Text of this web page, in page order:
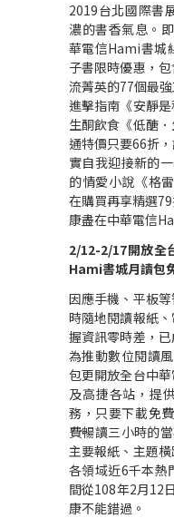
2019台北國際書
濃的書香氣息。
華電信Hami書城
子書限時優惠，
流菁英的77個最
進擊指南《安靜
生酮飲食《低醣
通特價只要66折
實自我迎接新的
的情愛小說《格
在購買再享精選79
康盡在中華電信
2/12-2/17開放全
Hami書城月讀包
因應手機、平板
時隨地閱讀報紙
握資訊零時差，
為推動數位閱讀
包更開放全台中
及高捷各站，提
務，只要下載免費
費暢讀三小時的
主要報紙、主題
各領域近6千本熱
間從108年2月12
康不能錯過。